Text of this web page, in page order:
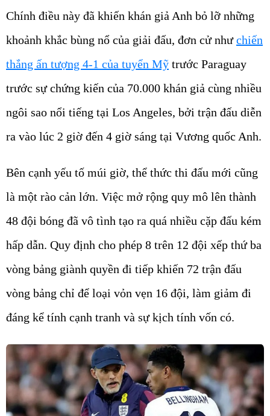
Chính điều này đã khiến khán giả Anh bỏ lỡ những
khoảnh khắc bùng nổ của giải đấu, đơn cử nhưchiến
thắng ấn tượng 4-1 của tuyển Mỹ trước Paraguay
trước sự chứng kiến của 70.000 khán giả cùng nhiều
ngôi sao nổi tiếng tại Los Angeles, bởi trận đấu diễn
ra vào lúc 2 giờ đến 4 giờ sáng tại Vương quốc Anh.
Bên cạnh yếu tố múi giờ, thể thức thi đấu mới cũng
là một rào cản lớn. Việc mở rộng quy mô lên thành
48 đội bóng đã vô tình tạo ra quá nhiều cặp đấu kém
hấp dẫn. Quy định cho phép 8 trên 12 đội xếp thứ ba
vòng bảng giành quyền đi tiếp khiến 72 trận đấu
vòng bảng chỉ để loại vỏn vẹn 16 đội, làm giảm đi
đáng kể tính cạnh tranh và sự kịch tính vốn có.